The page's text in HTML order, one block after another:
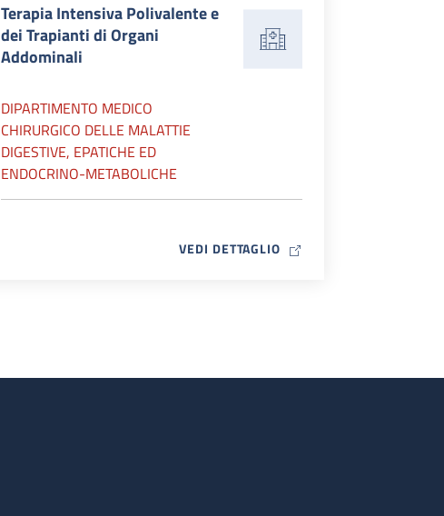
Terapia Intensiva Polivalente e
dei Trapianti di Organi
Addominali
DIPARTIMENTO MEDICO
CHIRURGICO DELLE MALATTIE
DIGESTIVE, EPATICHE ED
ENDOCRINO-METABOLICHE
VEDI DETTAGLIO MAP ICON